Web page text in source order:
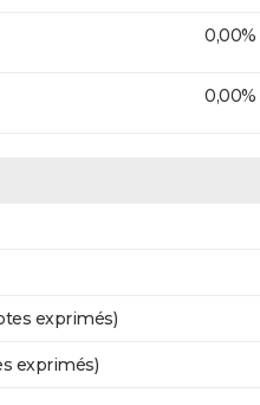
0,00%
0,00%
exprimés)
exprimés)